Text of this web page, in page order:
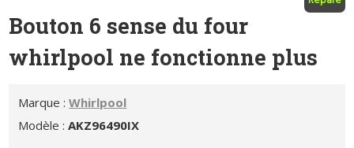
Bouton 6 sense du four
whirlpool ne fonctionne plus
Marque :Whirlpool
Modèle :AKZ96490IX